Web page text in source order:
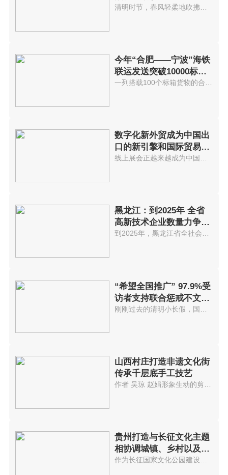
今年“合肥——宁波”海铁
联运发送突破10000标准
箱 发送箱
数字化新外贸成为中国出
口的新引擎和国际贸易发
展不可逆
线上展会正越来越成为中国外贸商...
黑龙江：到2025年 全省
高新技术企业数量力争突
破5000家
到2025年，黑龙江省全社会研发投...
“希望全国推广” 97.9%受
访者支持联合惩戒不文明
游客
山西村庄打造非遗文化街
传承千层底手工技艺
作者 吴琼 赵娟形象生动的剪纸...
贵州打造与长征文化主题
相协调城镇、乡村以及景
区